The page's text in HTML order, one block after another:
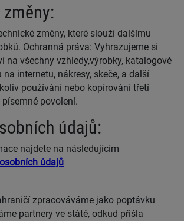
změny, které slouží dalšímu
Ochranná práva: Vyhrazujeme si
na všechny vzhledy,výrobky, katalogové
internetu, nákresy, skeče, a další
používání nebo kopírování třetí
povolení.
údajů:
najdete na následujícím
údajů
zpracováváme jako poptávku
partnery ve státě, odkud přišla